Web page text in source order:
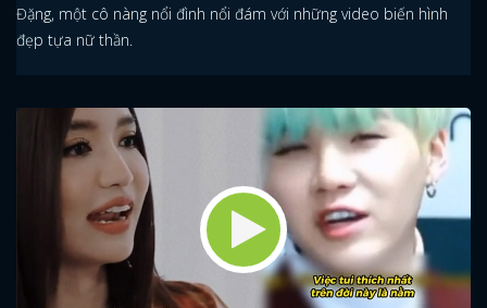
Đặng, một cô nàng nổi đình nổi đám với những video biến hình
đẹp tựa nữ thần.